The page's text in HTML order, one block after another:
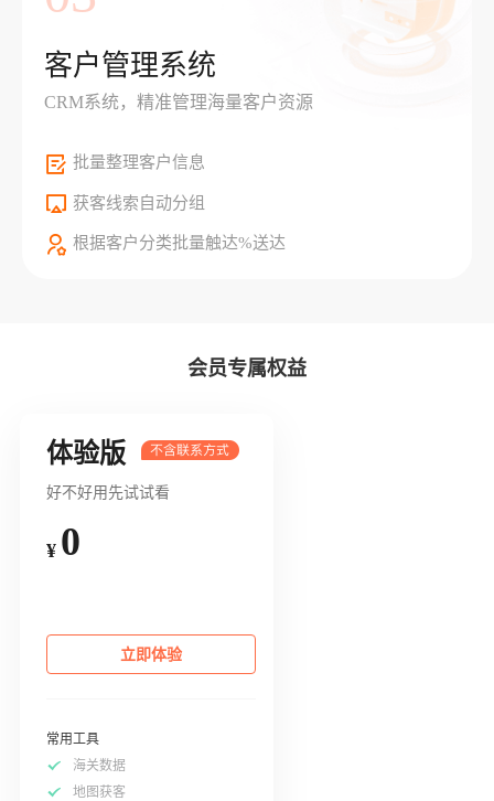
客户管理系统
CRM系统，精准管理海量客户资源
批量整理客户信息
获客线索自动分组
根据客户分类批量触达%送达
会员专属权益
体验版
好不好用先试试看
¥ 0
立即体验
常用工具
海关数据
地图获客